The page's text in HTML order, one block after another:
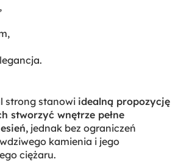
strong stanowi idealną propozycję
stworzyć wnętrze pełne
jednak bez ograniczeń
kamienia i jego
ciężaru.